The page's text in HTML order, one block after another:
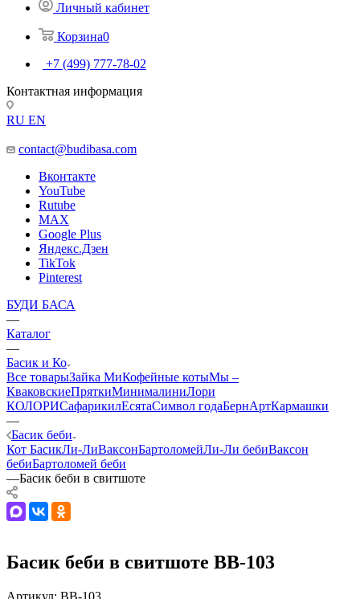
Личный кабинет
Корзина0
+7 (499) 777-78-02
Контактная информация
RU EN
contact@budibasa.com
Вконтакте
YouTube
Rutube
MAX
Google Plus
Яндекс.Дзен
TikTok
Pinterest
БУДИ БАСА
—
Каталог
—
Басик и Ко
Все товарыЗайка МиКофейные котыМы –
КваковскиеПряткиМинималиниЛори
КОЛОРИСафарикилЕсятаСимвол годаБернАртКармашки
—
Басик беби
Кот БасикЛи-ЛиВаксонБартоломейЛи-Ли бебиВаксон
бебиБартоломей беби
—Басик беби в свитшоте
Басик беби в свитшоте BB-103
Артикул: BB-103